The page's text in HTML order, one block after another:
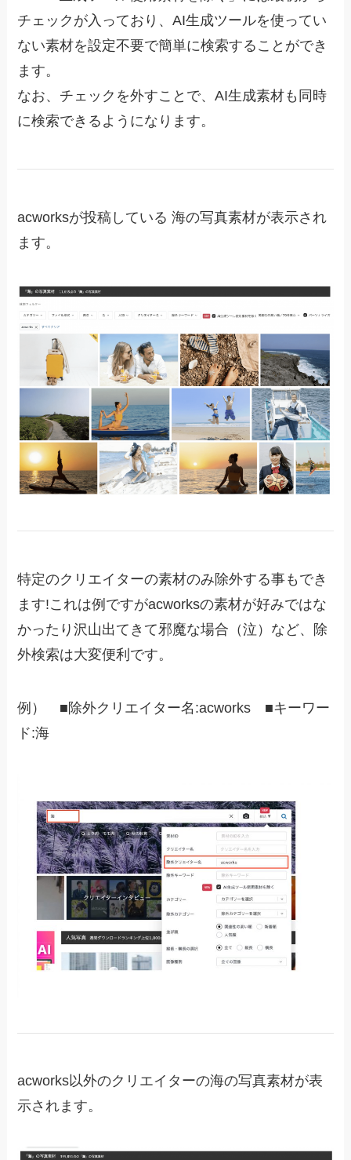
チェックが入っており、AI生成ツールを使ってい
ない素材を設定不要で簡単に検索することができ
ます。
なお、チェックを外すことで、AI生成素材も同時
に検索できるようになります。
acworksが投稿している 海の写真素材が表示され
ます。
特定のクリエイターの素材のみ除外する事もでき
ます!これは例ですがacworksの素材が好みではな
かったり沢山出てきて邪魔な場合（泣）など、除
外検索は大変便利です。
例） ■除外クリエイター名:acworks ■キーワー
ド:海
acworks以外のクリエイターの海の写真素材が表
示されます。